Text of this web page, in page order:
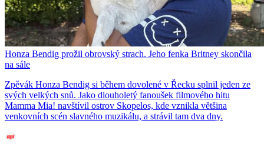
Honza Bendig prožil obrovský strach. Jeho fenka Britney skončila
na sále
Zpěvák Honza Bendig si během dovolené v Řecku splnil jeden ze
svých velkých snů. Jako dlouholetý fanoušek filmového hitu
Mamma Mia! navštívil ostrov Skopelos, kde vznikla většina
venkovních scén slavného muzikálu, a strávil tam dva dny.